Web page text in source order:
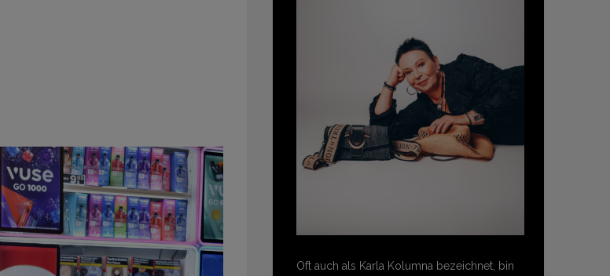
Oft auch als Karla Kolumna bezeichnet, bin